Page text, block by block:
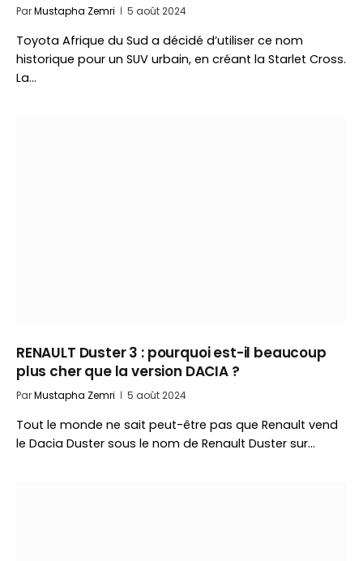
ParMustapha Zemri 5 août 2024
Toyota Afrique du Sud a décidé d’utiliser ce nom
historique pour un SUV urbain, en créant la Starlet Cross.
La…
RENAULT Duster 3 : pourquoi est-il beaucoup
plus cher que la version DACIA ?
ParMustapha Zemri 5 août 2024
Tout le monde ne sait peut-être pas que Renault vend
le Dacia Duster sous le nom de Renault Duster sur…